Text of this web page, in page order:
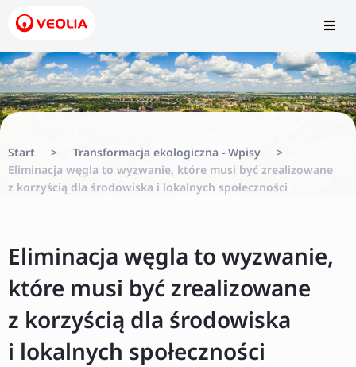
Start > Transformacja ekologiczna - Wpisy
>
Eliminacja węgla to wyzwanie, które musi być zrealizowane
z korzyścią dla środowiska i lokalnych społeczności
Eliminacja węgla to wyzwanie,
które musi być zrealizowane
z korzyścią dla środowiska
i lokalnych społeczności